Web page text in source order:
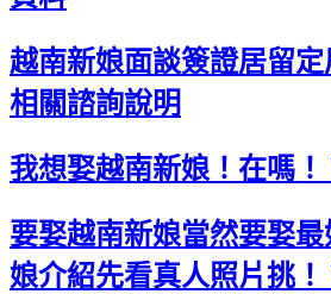
越南新娘面談簽證居留
相關諮詢說明
我想娶越南新娘！在嗎！
要娶越南新娘當然要娶
娘介紹先看真人照片挑！